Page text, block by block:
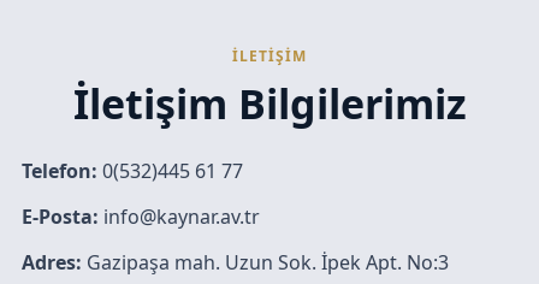
İLETİŞİM
İletişim Bilgilerimiz
Telefon: 0(532)445 61 77
E-Posta: info@kaynar.av.tr
Adres: Gazipaşa mah. Uzun Sok. İpek Apt. No:3